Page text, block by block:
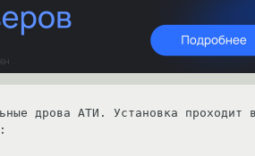
дрова АТИ. Установка